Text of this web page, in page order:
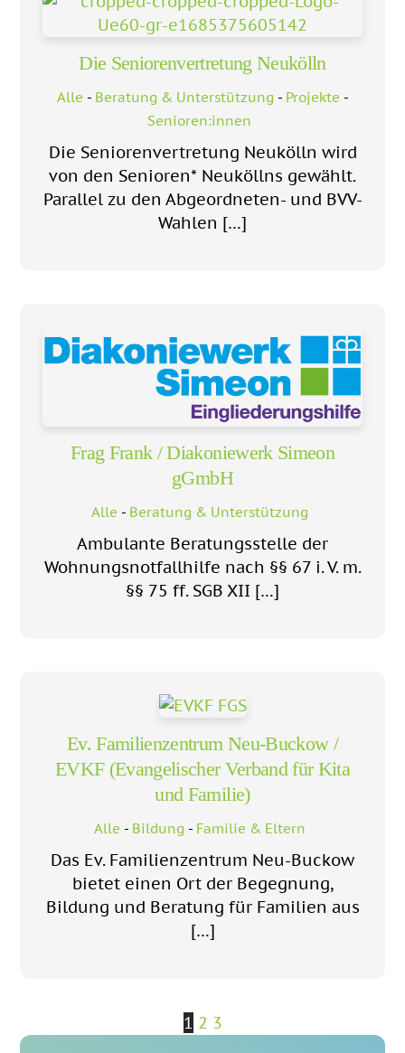
Die Seniorenvertretung Neukölln
Alle - Beratung & Unterstützung - Projekte -
Senioren:innen
Die Seniorenvertretung Neukölln wird
von den Senioren* Neuköllns gewählt.
Parallel zu den Abgeordneten- und BVV-
Wahlen […]
Frag Frank / Diakoniewerk Simeon
gGmbH
Alle - Beratung & Unterstützung
Ambulante Beratungsstelle der
Wohnungsnotfallhilfe nach §§ 67 i. V. m.
§§ 75 ff. SGB XII […]
Ev. Familienzentrum Neu-Buckow /
EVKF (Evangelischer Verband für Kita
und Familie)
Alle - Bildung - Familie & Eltern
Das Ev. Familienzentrum Neu-Buckow
bietet einen Ort der Begegnung,
Bildung und Beratung für Familien aus
[…]
1 2 3